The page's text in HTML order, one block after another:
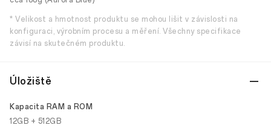
* Velikost a hmotnost produktu se mohou lišit v závislosti na
konfiguraci, výrobním procesu a měření. Všechny specifikace
závisí na skutečném produktu.
Úložiště
Kapacita RAM a ROM
12GB + 512GB